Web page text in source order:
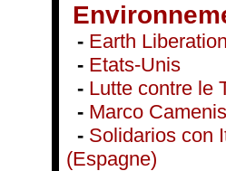
- Earth
- Etats-Unis
- Lutte contre le
- Marco
- Solidarios con
(Espagne)